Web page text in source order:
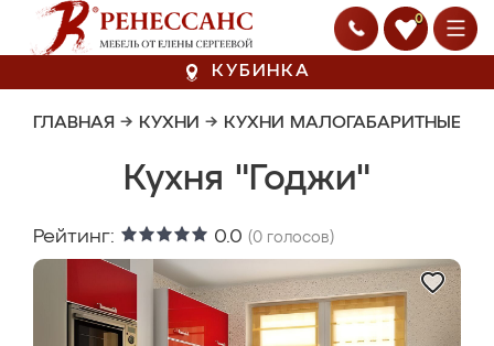
0
КУБИНКА
ГЛАВНАЯ → КУХНИ → КУХНИ МАЛОГАБАРИТНЫЕ
Кухня "Годжи"
Рейтинг: 0.0 (0 голосов)